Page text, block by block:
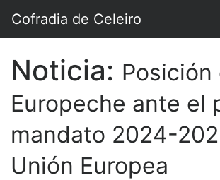
Cofradia de Celeiro
Noticia: Posición
Europeche ante el
mandato 2024-
Unión Europea